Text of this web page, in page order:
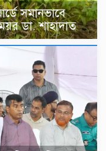
সমানভাবে
ডা. শাহাদাত